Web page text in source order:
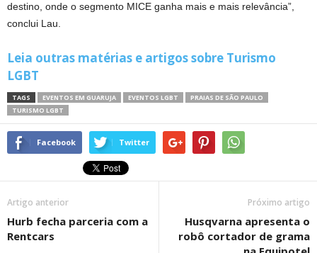
destino, onde o segmento MICE ganha mais e mais relevância”,
conclui Lau.
Leia outras matérias e artigos sobre Turismo
LGBT
TAGS EVENTOS EM GUARUJA EVENTOS LGBT
PRAIAS DE SÃO PAULO
TURISMO LGBT
Facebook Twitter
Artigo anterior
Hurb fecha parceria com a
Rentcars
Próximo artigo
Husqvarna apresenta o
robô cortador de grama